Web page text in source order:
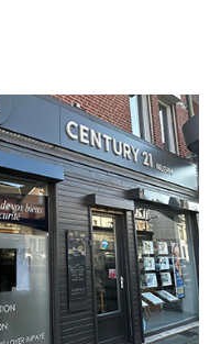
NLGIM
Defernez
message
à l'agence